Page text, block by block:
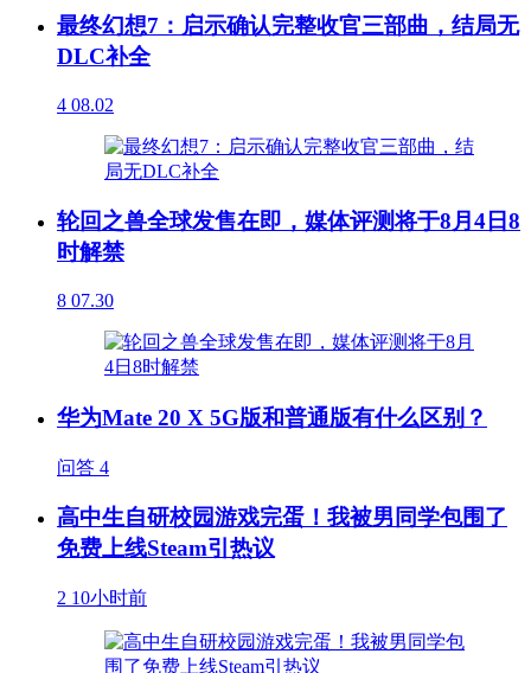
最终幻想7：启示确认完整收官三部曲，结局无
DLC补全
4 08.02
轮回之兽全球发售在即，媒体评测将于8月4日8
时解禁
8 07.30
华为Mate 20 X 5G版和普通版有什么区别？
问答 4
高中生自研校园游戏完蛋！我被男同学包围了
免费上线Steam引热议
2 10小时前